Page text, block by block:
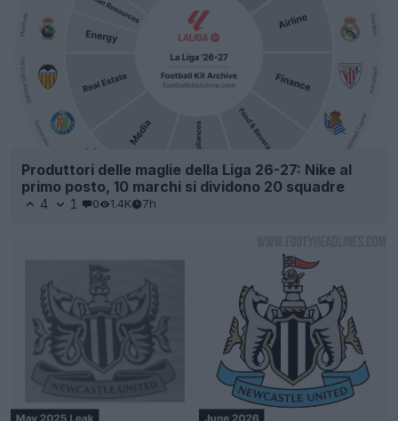
Produttori delle maglie della Liga 26-27: Nike al
primo posto, 10 marchi si dividono 20 squadre
4 1 0 1.4K 7h